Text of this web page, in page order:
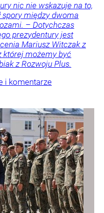
nic nie wskazuje na to,
spory między dwoma
– Dotychczas
prezydentury jest
Mariusz Witczak z
której możemy być
z Rozwoju Plus.
i komentarze